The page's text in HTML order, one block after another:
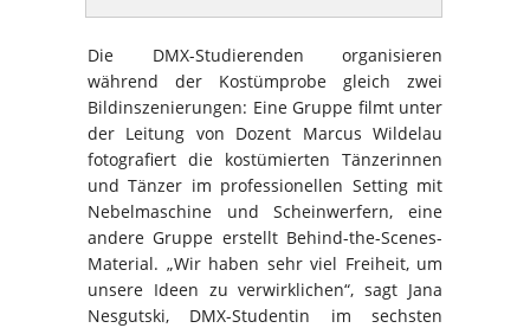
Die DMX-Studierenden organisieren
während der Kostümprobe gleich zwei
Bildinszenierungen: Eine Gruppe filmt unter
der Leitung von Dozent Marcus Wildelau
fotografiert die kostümierten Tänzerinnen
und Tänzer im professionellen Setting mit
Nebelmaschine und Scheinwerfern, eine
andere Gruppe erstellt Behind-the-Scenes-
Material. „Wir haben sehr viel Freiheit, um
unsere Ideen zu verwirklichen“, sagt Jana
Nesgutski, DMX-Studentin im sechsten